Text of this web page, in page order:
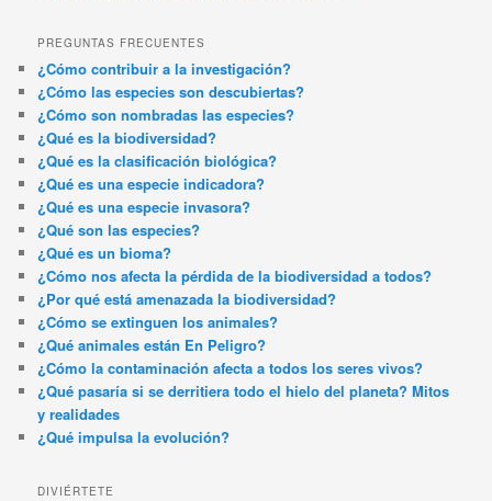
PREGUNTAS FRECUENTES
¿Cómo contribuir a la investigación?
¿Cómo las especies son descubiertas?
¿Cómo son nombradas las especies?
¿Qué es la biodiversidad?
¿Qué es la clasificación biológica?
¿Qué es una especie indicadora?
¿Qué es una especie invasora?
¿Qué son las especies?
¿Qué es un bioma?
¿Cómo nos afecta la pérdida de la biodiversidad a todos?
¿Por qué está amenazada la biodiversidad?
¿Cómo se extinguen los animales?
¿Qué animales están En Peligro?
¿Cómo la contaminación afecta a todos los seres vivos?
¿Qué pasaría si se derritiera todo el hielo del planeta? Mitos
y realidades
¿Qué impulsa la evolución?
DIVIÉRTETE